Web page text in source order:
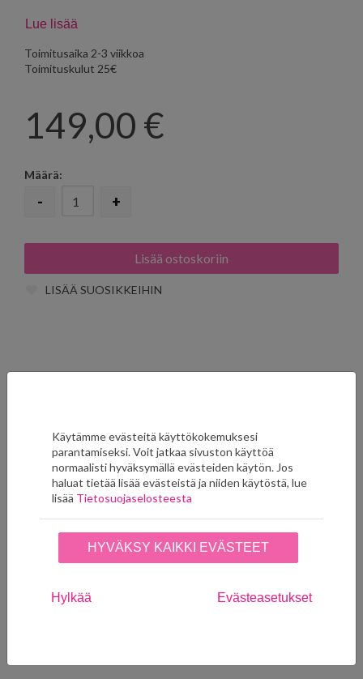
Lue lisää
Toimitusaika 2-3 viikkoa
Toimituskulut 25€
149,00 €
Määrä:
- +
LISÄÄ SUOSIKKEIHIN
Käytämme evästeitä käyttökokemuksesi
parantamiseksi. Voit jatkaa sivuston käyttöä
normaalisti hyväksymällä evästeiden käytön. Jos
haluat tietää lisää evästeistä ja niiden käytöstä, lue
lisää Tietosuojaselosteesta
HYVÄKSY KAIKKI EVÄSTEET
Hylkää Evästeasetukset